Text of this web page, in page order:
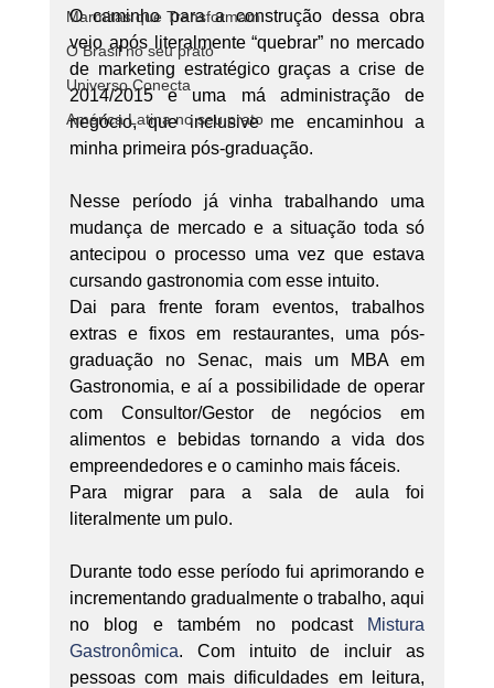
Marmitas que Transformam
O Brasil no seu prato
Universo Conecta
América Latina no seu prato
O caminho para a construção dessa obra
veio após literalmente “quebrar” no mercado
de marketing estratégico graças a crise de
2014/2015 e uma má administração de
negócio, que inclusive me encaminhou a
minha primeira pós-graduação.
Nesse período já vinha trabalhando uma
mudança de mercado e a situação toda só
antecipou o processo uma vez que estava
cursando gastronomia com esse intuito.
Dai para frente foram eventos, trabalhos
extras e fixos em restaurantes, uma pós-
graduação no Senac, mais um MBA em
Gastronomia, e aí a possibilidade de operar
com Consultor/Gestor de negócios em
alimentos e bebidas tornando a vida dos
empreendedores e o caminho mais fáceis.
Para migrar para a sala de aula foi
literalmente um pulo.
Durante todo esse período fui aprimorando e
incrementando gradualmente o trabalho, aqui
no blog e também no podcast
Mistura
Gastronômica. Com intuito de incluir as
pessoas com mais dificuldades em leitura,